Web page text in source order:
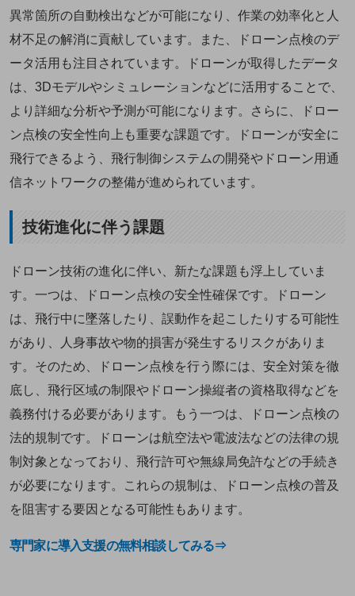
異常箇所の自動検出などが可能になり、作業の効率化と人
材不足の解消に貢献しています。また、ドローン点検のデ
ータ活用も注目されています。ドローンが取得したデータ
は、3Dモデルやシミュレーションなどに活用することで、
より詳細な分析や予測が可能になります。さらに、ドロー
ン点検の安全性向上も重要な課題です。ドローンが安全に
飛行できるよう、飛行制御システムの開発やドローン用通
信ネットワークの整備が進められています。
技術進化に伴う課題
ドローン技術の進化に伴い、新たな課題も浮上していま
す。一つは、ドローン点検の安全性確保です。ドローン
は、飛行中に墜落したり、誤動作を起こしたりする可能性
があり、人身事故や物的損害が発生するリスクがありま
す。そのため、ドローン点検を行う際には、安全対策を徹
底し、飛行区域の制限やドローン操縦者の資格取得などを
義務付ける必要があります。もう一つは、ドローン点検の
法的規制です。ドローンは航空法や電波法などの法律の規
制対象となっており、飛行許可や無線局免許などの手続き
が必要になります。これらの規制は、ドローン点検の普及
を阻害する要因となる可能性もあります。
専門家に導入支援の無料相談してみる⇒